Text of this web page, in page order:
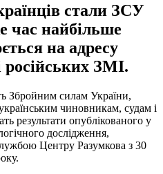
стали ЗСУ
час найбільше
на адресу
російських ЗМІ.
Збройним силам України,
чиновникам, судам і
результати опублікованого у
дослідження,
Центру Разумкова з 30